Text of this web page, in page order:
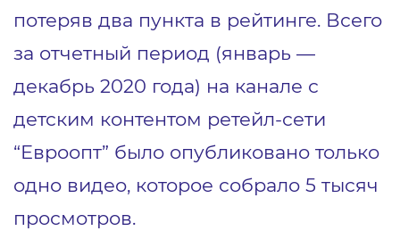
потеряв два пункта в рейтинге. Всего
за отчетный период (январь ―
декабрь 2020 года) на канале с
детским контентом ретейл-сети
“Евроопт” было опубликовано только
одно видео, которое собрало 5 тысяч
просмотров.